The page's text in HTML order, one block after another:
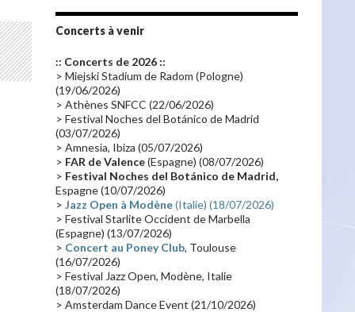
Promo 2019
Emissions 2010 Disques rares
Synthé 70's(20)
Claviériste(19) Groupe de Recherche Musicale
France 2 (18)
Critique(17) Coffret(17) Chronologie(16)
Passages radio(16)
Synthé 80's(16) Les concerts en Chine (16)
Cinéma(16) Houston
Synthé Roland Belgique
Récompense(14) Collaborations 70's(14)
Astronomie(14) France Inter(14)
Concerts à venir
:: Concerts de 2026 ::
> Miejski Stadium de Radom (Pologne)
(19/06/2026)
> Athènes SNFCC (22/06/2026)
> Festival Noches del Botánico de Madrid
(03/07/2026)
> Amnesia, Ibiza (05/07/2026)
> FAR de Valence(Espagne) (08/07/2026)
> Festival Noches del Botánico de Madrid,
Espagne (10/07/2026)
> Jazz Open à Modène(Italie) (18/07/2026)
> Festival Starlite Occident de Marbella
(Espagne) (13/07/2026)
> Concert au Poney Club, Toulouse
(16/07/2026)
> Festival Jazz Open, Modène, Italie
(18/07/2026)
> Amsterdam Dance Event (21/10/2026)